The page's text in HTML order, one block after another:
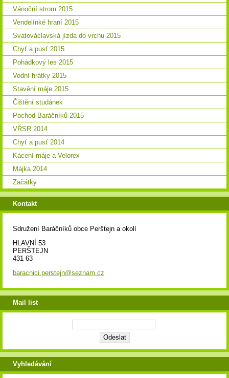
Vánoční strom 2015
Vendelínké hraní 2015
Svatováclavská jízda do vrchu 2015
Chyť a pusť 2015
Pohádkový les 2015
Vodní hrátky 2015
Stavění máje 2015
Čištění studánek
Pochod Baráčníků 2015
VŘSR 2014
Chyť a pusť 2014
Kácení máje a Velorex
Májka 2014
Začátky
Kontakt
Sdružení Baráčníků obce Perštejn a okolí
HLAVNÍ 53
PERŠTEJN
431 63
baracnici.perstejn@seznam.cz
Mail list
Vyhledávání